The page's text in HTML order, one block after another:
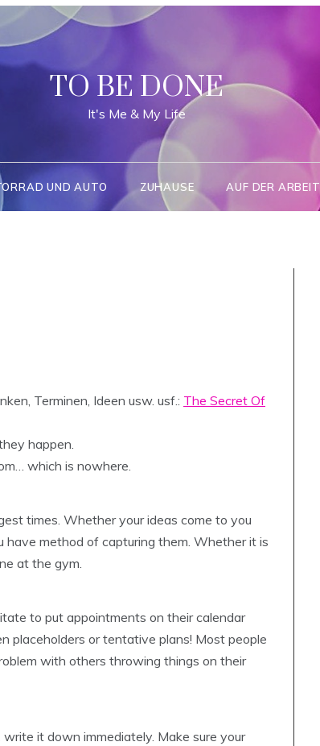
TO BE DONE
It's Me & My Life
UND AUTO ZUHAUSE AUF DER ARBEIT
Terminen, Ideen usw. usf.: The Secret Of
happen.
which is nowhere.
times. Whether your ideas come to you
have method of capturing them. Whether it is
at the gym.
to put appointments on their calendar
placeholders or tentative plans! Most people
with others throwing things on their
it down immediately. Make sure your